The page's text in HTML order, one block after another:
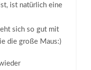
ist natürlich eine
sich so gut mit
die große Maus:)